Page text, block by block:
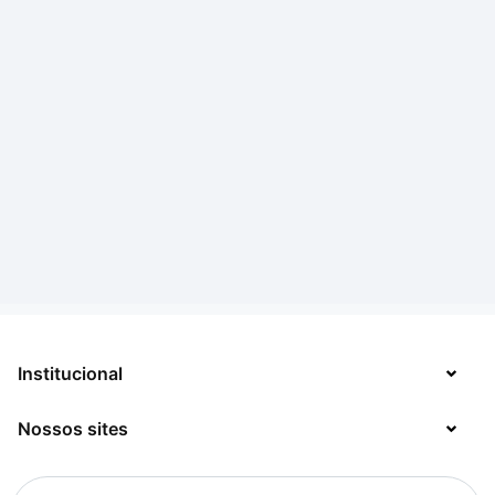
Institucional
Sobre
Contato
Nossos sites
TecMundo